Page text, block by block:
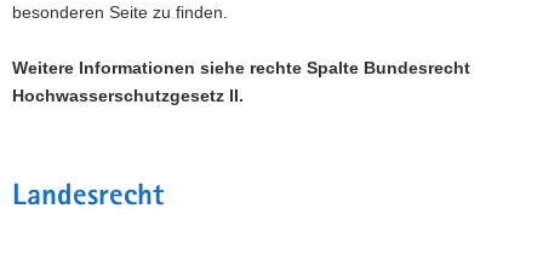
besonderen Seite zu finden.
Weitere Informationen siehe rechte Spalte Bundesrecht
Hochwasserschutzgesetz II.
Landesrecht